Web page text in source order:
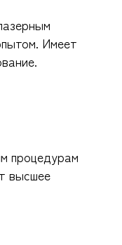
Имеет
процедурам
высшее